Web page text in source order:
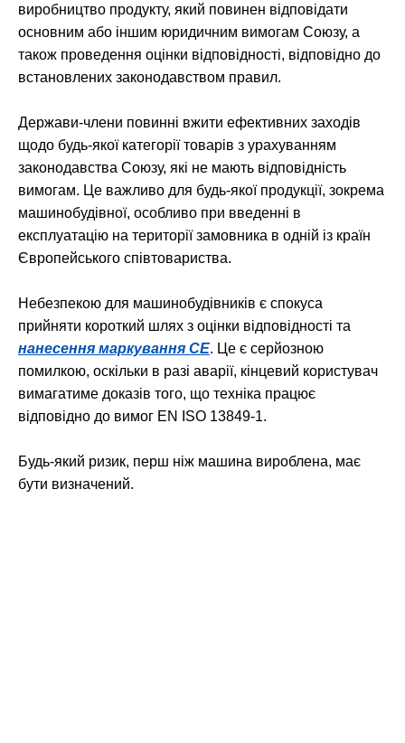
виробництво продукту, який повинен відповідати
основним або іншим юридичним вимогам Союзу, а
також проведення оцінки відповідності, відповідно до
встановлених законодавством правил.
Держави-члени повинні вжити ефективних заходів
щодо будь-якої категорії товарів з урахуванням
законодавства Союзу, які не мають відповідність
вимогам. Це важливо для будь-якої продукції, зокрема
машинобудівної, особливо при введенні в
експлуатацію на території замовника в одній із країн
Європейського співтовариства.
Небезпекою для машинобудівників є спокуса
прийняти короткий шлях з оцінки відповідності та
нанесення маркування СЕ. Це є серйозною
помилкою, оскільки в разі аварії, кінцевий користувач
вимагатиме доказів того, що техніка працює
відповідно до вимог EN ISO 13849-1.
Будь-який ризик, перш ніж машина вироблена, має
бути визначений.